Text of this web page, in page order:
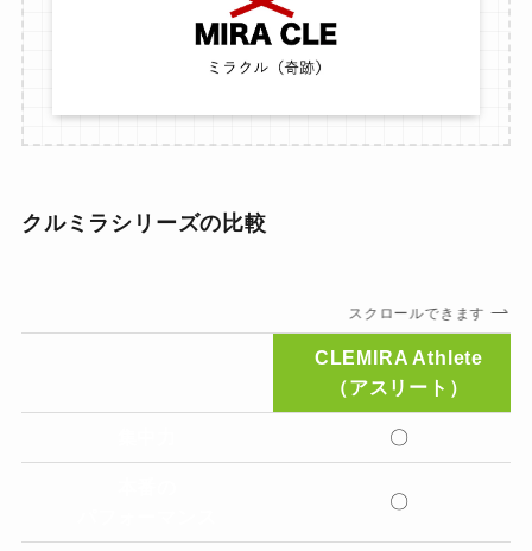
クルミラシリーズの比較
スクロールできます
CLEMIRA Athlete
（アスリート）
〇
〇